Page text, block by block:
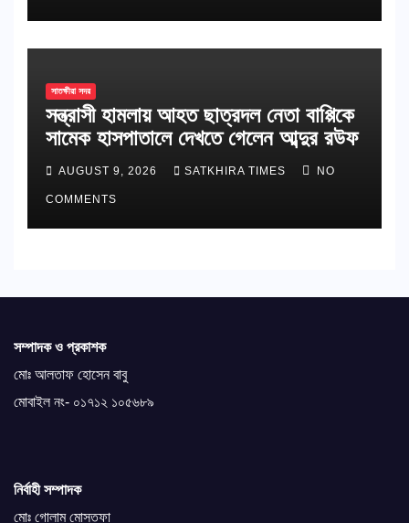
সাতক্ষীরা সদর
সন্ত্রাসী হামলায় আহত ছাত্রদল নেতা বাপ্পিকে
সামেক হাসপাতালে দেখতে গেলেন আব্দুর রউফ
AUGUST 9, 2026 SATKHIRA TIMES NO
COMMENTS
সম্পাদক ও প্রকাশক
মোঃ আলতাফ হোসেন বাবু
মোবাইল নং- ০১৭১২ ১০৫৬৮৯
নির্বাহী সম্পাদক
মোঃ গোলাম মোস্তফা